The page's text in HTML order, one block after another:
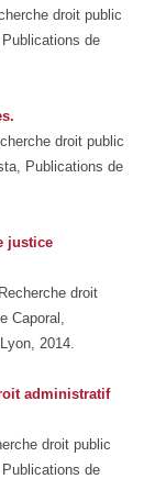
droit public
de
droit public
Publications de
justice
droit
Caporal,
2014.
administratif
droit public
de